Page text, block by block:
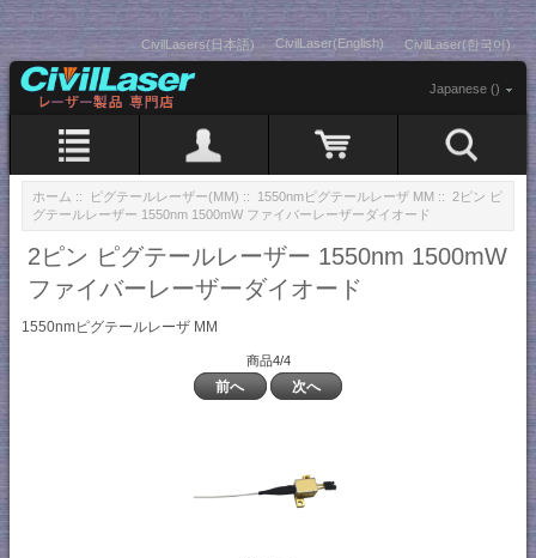
CivilLasers(日本語) CivilLaser(English) CivilLaser(한국어)
Japanese ()
ホーム :: ピグテールレーザー(MM) :: 1550nmピグテールレーザ MM :: 2ピン ピ
グテールレーザー 1550nm 1500mW ファイバーレーザーダイオード
2ピン ピグテールレーザー 1550nm 1500mW
ファイバーレーザーダイオード
1550nmピグテールレーザ MM
商品4/4
前へ 次へ